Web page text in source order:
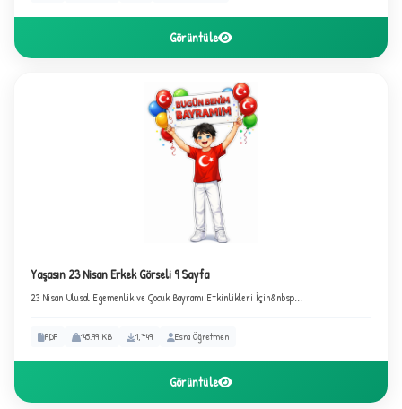
Görüntüle
Yaşasın 23 Nisan Erkek Görseli 9 Sayfa
23 Nisan Ulusal Egemenlik ve Çocuk Bayramı Etkinlikleri İçin&nbsp...
PDF 145.99 KB 1,749 Esra Öğretmen
Görüntüle